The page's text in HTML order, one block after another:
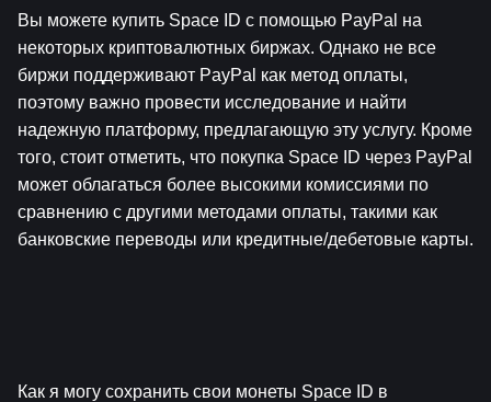
Вы можете купить Space ID с помощью PayPal на
некоторых криптовалютных биржах. Однако не все
биржи поддерживают PayPal как метод оплаты,
поэтому важно провести исследование и найти
надежную платформу, предлагающую эту услугу. Кроме
того, стоит отметить, что покупка Space ID через PayPal
может облагаться более высокими комиссиями по
сравнению с другими методами оплаты, такими как
банковские переводы или кредитные/дебетовые карты.
Как я могу сохранить свои монеты Space ID в